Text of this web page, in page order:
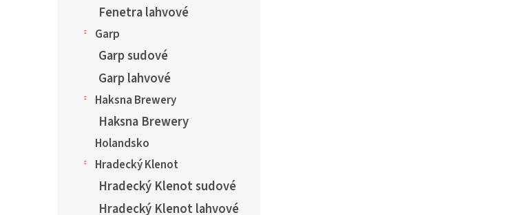
Fenetra lahvové
Garp
Garp sudové
Garp lahvové
Haksna Brewery
Haksna Brewery
Holandsko
Hradecký Klenot
Hradecký Klenot sudové
Hradecký Klenot lahvové